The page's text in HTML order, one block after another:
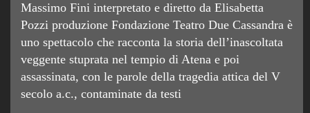
Massimo Fini interpretato e diretto da Elisabetta
Pozzi produzione Fondazione Teatro Due Cassandra è
uno spettacolo che racconta la storia dell’inascoltata
veggente stuprata nel tempio di Atena e poi
assassinata, con le parole della tragedia attica del V
secolo a.c., contaminate da testi